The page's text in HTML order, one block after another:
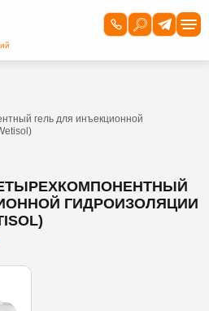
гель для инъекционной
ГИДРОИЗОЛЯЦИИ